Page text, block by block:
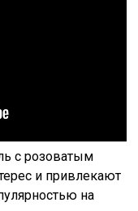
с розоватым
и привлекают
на